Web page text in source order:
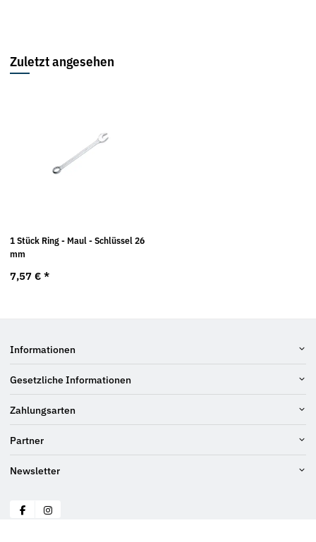
Zuletzt angesehen
1 Stück Ring - Maul - Schlüssel 26
mm
7,57 € *
Informationen
Gesetzliche Informationen
Zahlungsarten
Partner
Newsletter